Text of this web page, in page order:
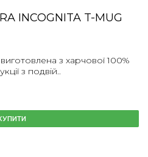
INCOGNITA T-MUG
з харчової 100%
з подвій..